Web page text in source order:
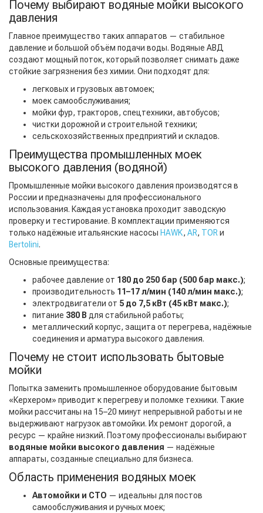
Почему выбирают водяные мойки высокого
давления
Главное преимущество таких аппаратов — стабильное
давление и большой объём подачи воды. Водяные АВД
создают мощный поток, который позволяет снимать даже
стойкие загрязнения без химии. Они подходят для:
легковых и грузовых автомоек;
моек самообслуживания;
мойки фур, тракторов, спецтехники, автобусов;
чистки дорожной и строительной техники;
сельскохозяйственных предприятий и складов.
Преимущества промышленных моек
высокого давления (водяной)
Промышленные мойки высокого давления производятся в
России и предназначены для профессионального
использования. Каждая установка проходит заводскую
проверку и тестирование. В комплектации применяются
только надёжные итальянские насосы HAWK, AR, TORи
Bertolini.
Основные преимущества:
рабочее давление от 180 до 250 бар (500 бар макс.);
производительность 11–17 л/мин (140 л/мин макс.);
электродвигатели от 5 до 7,5 кВт (45 кВт макс.);
питание 380 В для стабильной работы;
металлический корпус, защита от перегрева, надёжные
соединения и арматура высокого давления.
Почему не стоит использовать бытовые
мойки
Попытка заменить промышленное оборудование бытовым
«Керхером» приводит к перегреву и поломке техники. Такие
мойки рассчитаны на 15–20 минут непрерывной работы и не
выдерживают нагрузок автомойки. Их ремонт дорогой, а
ресурс — крайне низкий. Поэтому профессионалы выбирают
водяные мойки высокого давления — надёжные
аппараты, созданные специально для бизнеса.
Область применения водяных моек
Автомойки и СТО — идеальны для постов
самообслуживания и ручных моек;